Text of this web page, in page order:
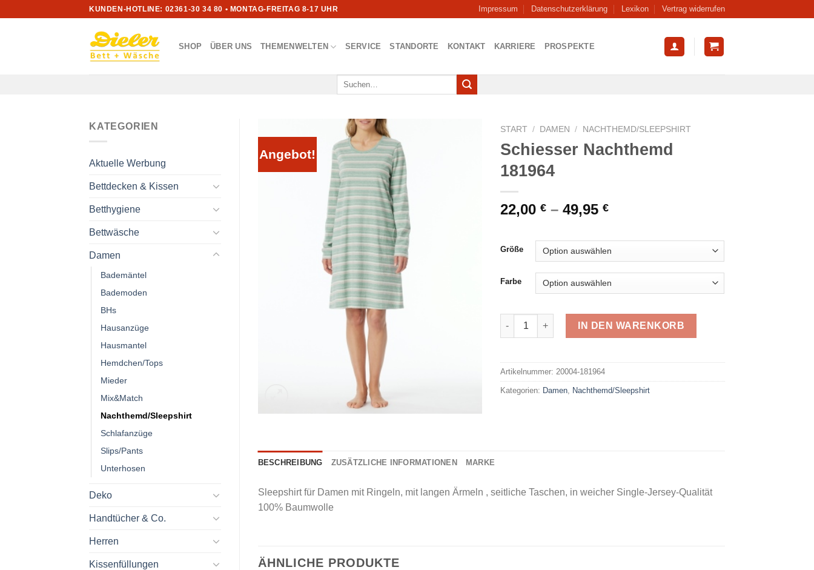
KUNDEN-HOTLINE: 02361-30 34 80 • MONTAG-FREITAG 8-17 UHR Impressum Datenschutzerklärung Lexikon Vertrag widerrufen
SHOP ÜBER UNS THEMENWELTEN SERVICE STANDORTE KONTAKT KARRIERE PROSPEKTE
Suchen
KATEGORIEN
Aktuelle Werbung
Bettdecken & Kissen
Betthygiene
Bettwäsche
Damen
Bademäntel
Bademoden
BHs
Hausanzüge
Hausmantel
Hemdchen/Tops
Mieder
Mix&Match
Nachthemd/Sleepshirt
Schlafanzüge
Slips/Pants
Unterhosen
Deko
Handtücher & Co.
Herren
Kissenfüllungen
Angebot!
START / DAMEN / NACHTHEMD/SLEEPSHIRT
Schiesser Nachthemd
181964
22,00€ –49,95€
Größe
Farbe
Schiesser Nachthemd 181964 Menge
IN DEN WARENKORB
Artikelnummer: 20004-181964
Kategorien: Damen Nachthemd/Sleepshirt
BESCHREIBUNG ZUSÄTZLICHE INFORMATIONEN MARKE
Sleepshirt für Damen mit Ringeln, mit langen Ärmeln , seitliche Taschen, in weicher Single-Jersey-Qualität
100% Baumwolle
ÄHNLICHE PRODUKTE